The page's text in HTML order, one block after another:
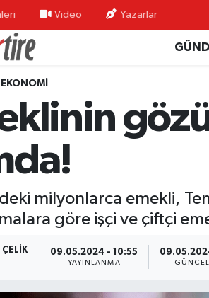
Video Yazarlar
EKONOMİ
milyonlarca emekli,
göre işçi ve çiftçi
ÇELIK 09.05.2024 - 10:55
YAYINLANMA
Haritası
ve Fikstür